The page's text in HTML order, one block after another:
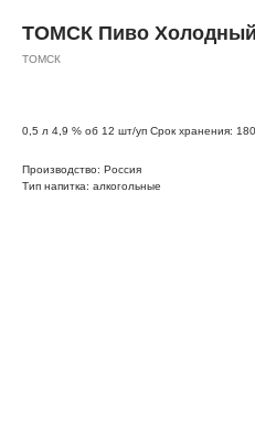
ТОМСК Пиво Холодный
ТОМСК
0,5 л 4,9 % об 12 шт/уп Срок хранения:
Производство: Россия
Тип напитка: алкогольные